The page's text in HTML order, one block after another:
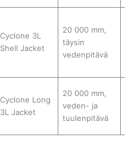
Cyclone 3L
Shell Jacket
20 000 mm,
täysin
vedenpitävä
Cyclone Long
3L Jacket
20 000 mm,
veden- ja
tuulenpitävä